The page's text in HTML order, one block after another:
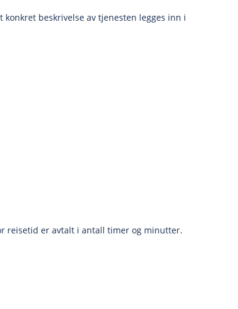
beskrivelse av tjenesten legges inn i
reisetid er avtalt i antall timer og minutter.